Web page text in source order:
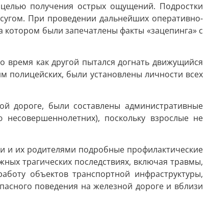
получения острых ощущений. Подростки
При проведении дальнейших оперативно-
были запечатлены факты «зацепинга» с
время как другой пытался догнать движущийся
полицейских, были установлены личности всех
дороге, были составлены административные
поскольку взрослые не
и их родителями подробные профилактические
трагических последствиях, включая травмы,
объектов транспортной инфраструктуры,
поведения на железной дороге и вблизи